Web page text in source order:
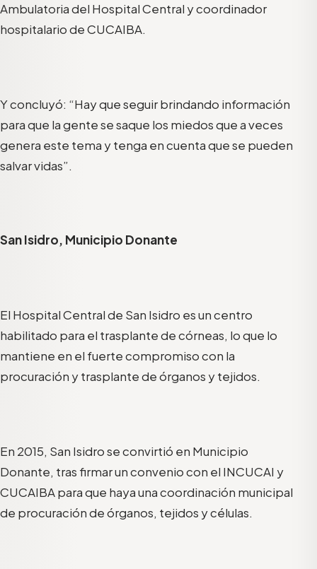
Ambulatoria del Hospital Central y coordinador
hospitalario de CUCAIBA.
Y concluyó: “Hay que seguir brindando información
para que la gente se saque los miedos que a veces
genera este tema y tenga en cuenta que se pueden
salvar vidas”.
San Isidro, Municipio Donante
El Hospital Central de San Isidro es un centro
habilitado para el trasplante de córneas, lo que lo
mantiene en el fuerte compromiso con la
procuración y trasplante de órganos y tejidos.
En 2015, San Isidro se convirtió en Municipio
Donante, tras firmar un convenio con el INCUCAI y
CUCAIBA para que haya una coordinación municipal
de procuración de órganos, tejidos y células.